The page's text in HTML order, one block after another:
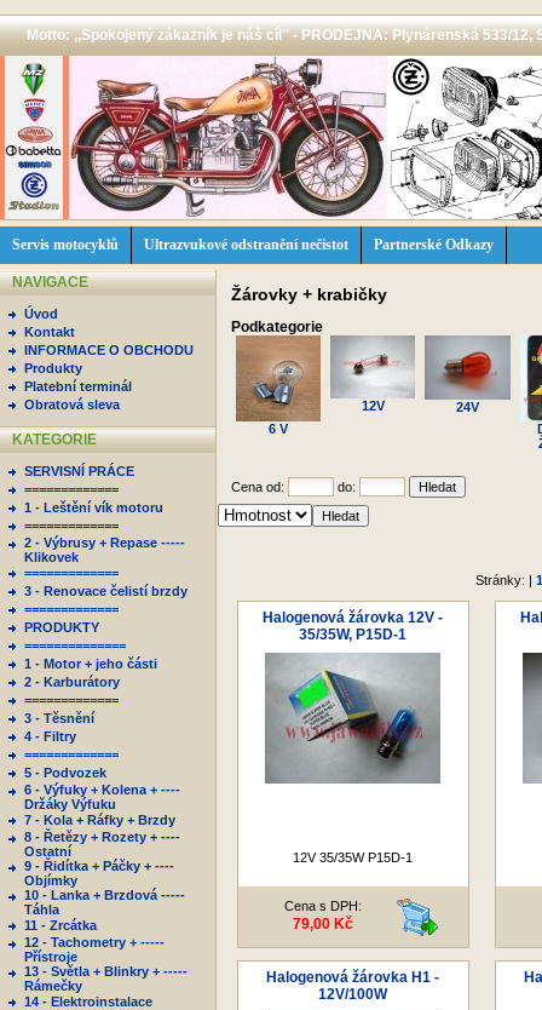
Motto: ,,Spokojený zákazník je náš cíl'' - PRODEJNA: Plynárenská 533/12,
Servis motocyklů Ultrazvukové odstranění nečistot Partnerské Odkazy
NAVIGACE
Úvod
Kontakt
INFORMACE O OBCHODU
Produkty
Platební terminál
Obratová sleva
KATEGORIE
SERVISNÍ PRÁCE
=============
1 - Leštění vík motoru
=============
2 - Výbrusy + Repase -----
Klikovek
=============
3 - Renovace čelistí brzdy
=============
PRODUKTY
==============
1 - Motor + jeho části
2 - Karburátory
=============
3 - Těsnění
4 - Filtry
=============
5 - Podvozek
6 - Výfuky + Kolena + ----
Držáky Výfuku
7 - Kola + Ráfky + Brzdy
8 - Řetězy + Rozety + ----
Ostatní
9 - Řidítka + Páčky + ----
Objímky
10 - Lanka + Brzdová -----
Táhla
11 - Zrcátka
12 - Tachometry + -----
Přístroje
13 - Světla + Blinkry + -----
Rámečky
14 - Elektroinstalace
Žárovky + krabičky
Podkategorie
6 V
12V
24V
Cena od: do:
Stránky: | 1
Halogenová žárovka 12V -
35/35W, P15D-1
12V 35/35W P15D-1
Cena s DPH:
79,00 Kč
Halogenová žárovka H1 -
12V/100W